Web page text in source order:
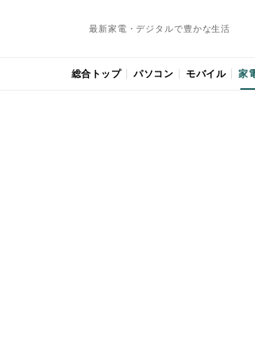
最新家電・デジタルで豊かな生活
総合トップ パソコン モバイル 家